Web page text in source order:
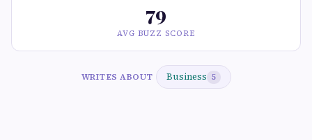
79
AVG BUZZ SCORE
WRITES ABOUT Business 5